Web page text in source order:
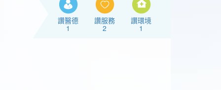
讚醫德
1
讚服務
2
讚環境
1